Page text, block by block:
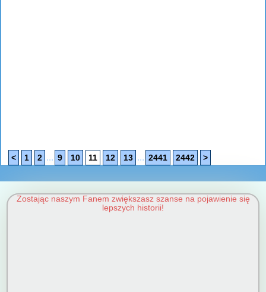
< 1 2 ... 9 10 11 12 13 ... 2441 2442 >
Zostając naszym Fanem zwiększasz szanse na pojawienie się
lepszych historii!